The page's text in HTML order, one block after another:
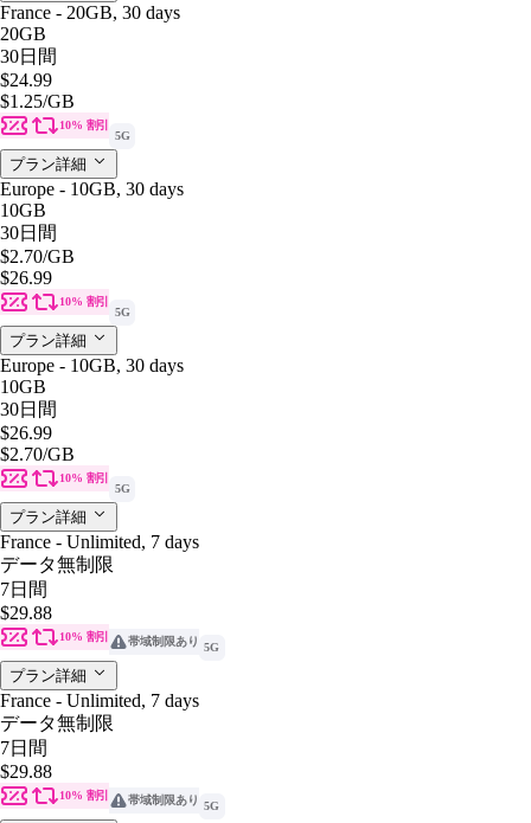
France - 20GB, 30 days
20GB
30日間
$24.99
$1.25/GB
10% 割引
5G
プラン詳細
Europe - 10GB, 30 days
10GB
30日間
$2.70/GB
$26.99
10% 割引
5G
プラン詳細
Europe - 10GB, 30 days
10GB
30日間
$26.99
$2.70/GB
10% 割引
5G
プラン詳細
France - Unlimited, 7 days
データ無制限
7日間
$29.88
10% 割引 帯域制限あり 5G
プラン詳細
France - Unlimited, 7 days
データ無制限
7日間
$29.88
10% 割引 帯域制限あり 5G